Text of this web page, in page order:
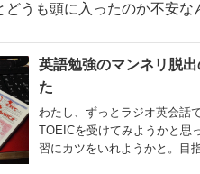
うも頭に入ったのか不安な
英語勉強のマンネリ脱
た
わたし、ずっとラジオ英会話
TOEICを受けてみようかと思
習にカツをいれようかと。目